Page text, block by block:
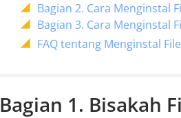
Bagian 2. Cara Menginstal
Bagian 3. Cara Menginstal
FAQ tentang Menginstal
Bagian 1. Bisakah